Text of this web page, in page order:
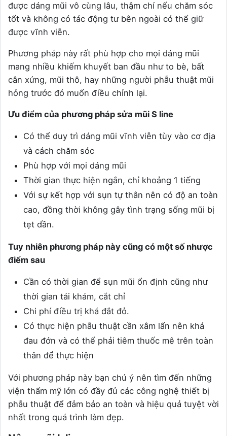
được dáng mũi vô cùng lâu, thậm chí nếu chăm sóc
tốt và không có tác động tư bên ngoài có thể giữ
được vĩnh viễn.
Phương pháp này rất phù hợp cho mọi dáng mũi
mang nhiều khiếm khuyết ban đầu như to bè, bất
cân xứng, mũi thô, hay những người phẫu thuật mũi
hỏng trước đó muốn điều chỉnh lại.
Ưu điểm của phương pháp sửa mũi S line
Có thể duy trì dáng mũi vĩnh viễn tùy vào cơ địa
và cách chăm sóc
Phù hợp với mọi dáng mũi
Thời gian thực hiện ngắn, chỉ khoảng 1 tiếng
Với sự kết hợp với sụn tự thân nên có độ an toàn
cao, đồng thời không gây tình trạng sống mũi bị
tẹt dần.
Tuy nhiên phương pháp này cũng có một số nhược
điểm sau
Cần có thời gian để sụn mũi ổn định cũng như
thời gian tái khám, cắt chỉ
Chi phí điều trị khá đắt đỏ.
Có thực hiện phẫu thuật cần xâm lấn nên khá
đau đớn và có thể phải tiêm thuốc mê trên toàn
thân để thực hiện
Với phương pháp này bạn chú ý nên tìm đến những
viện thẩm mỹ lớn có đầy đủ các công nghệ thiết bị
phẫu thuật để đảm bảo an toàn và hiệu quả tuyệt vời
nhất trong quá trình làm đẹp.